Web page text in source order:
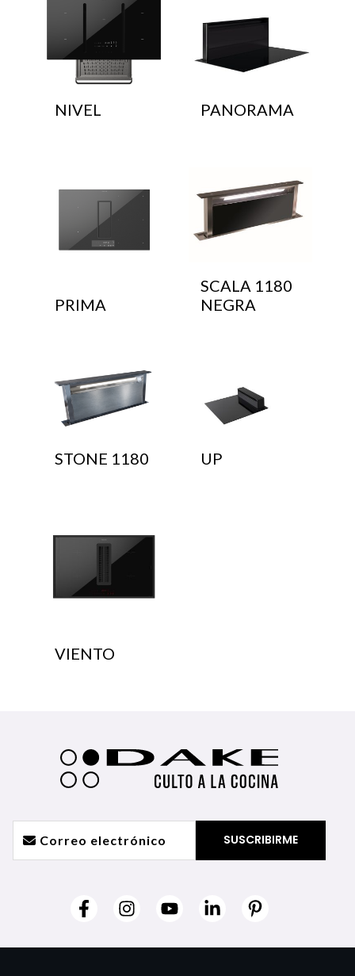
NIVEL PANORAMA
PRIMA
SCALA 1180
NEGRA
STONE 1180 UP
VIENTO